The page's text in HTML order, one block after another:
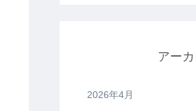
アー
2026年4月